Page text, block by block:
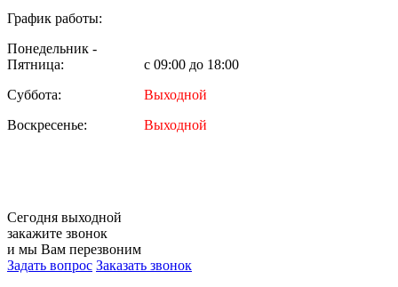
График работы:
Понедельник -
Пятница:
с 09:00 до 18:00
Суббота:
Выходной
Воскресенье:
Выходной
Сегодня выходной
закажите звонок
и мы Вам перезвоним
Задать вопрос Заказать звонок